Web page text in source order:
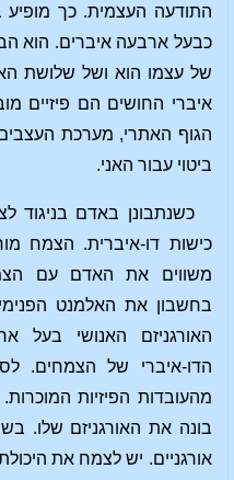
התודעה העצמית. כך מופיע
כבעל ארבעה איברים. הוא
של עצמו הוא ושל שלושת
איברי החושים הם פיזיים
הגוף האתרי, מערכת
ביטוי עבור האני.
כשנתבונן באדם בניגוד
כישות דו-איברית. הצמח
משווים את האדם עם
בחשבון את האלמנט
האורגניזם האנושי בעל
הדו-איברי של הצמחים.
מהעובדות הפיזיות
בונה את האורגניזם שלו.
אורגניים. יש לצמח את